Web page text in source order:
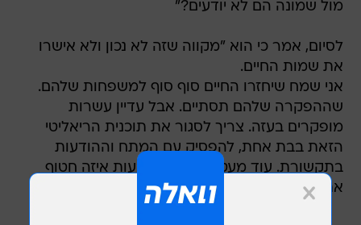
מול שמונה הם לא יודעים?"
לסיום, אמר כי הוא "מקווה שזה לא נכון ולא אישרו
את שמות החיים.
אני שמח שיחזרו החיים סוף סוף למשפחות שלהם.
שההפקרה שלהם תסתיים. אבל עדיין עשרות
מופקרים בעזה. צריך לסגור את תוכנית הריאליטי
הזאת בבת אחת, להפסיק עם המתח וההודעות
בתקשורת. עוד מעט יעשו גם הצבעות איזה חטוף
אתם מעדיפים".